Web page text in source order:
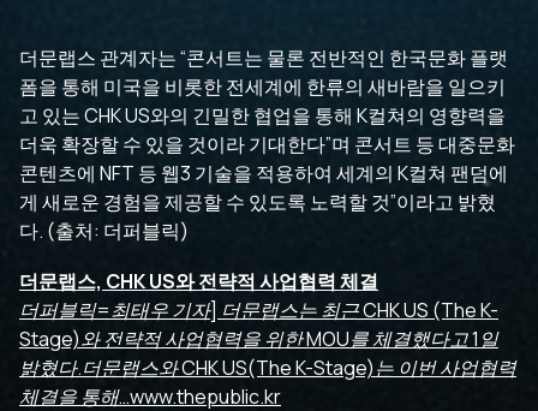
더문랩스 관계자는 “콘서트는 물론 전반적인 한국문화 플랫
폼을 통해 미국을 비롯한 전세계에 한류의 새바람을 일으키
고 있는 CHK US와의 긴밀한 협업을 통해 K컬쳐의 영향력을
더욱 확장할 수 있을 것이라 기대한다”며 콘서트 등 대중문화
콘텐츠에 NFT 등 웹3 기술을 적용하여 세계의 K컬쳐 팬덤에
게 새로운 경험을 제공할 수 있도록 노력할 것”이라고 밝혔
다. (출처: 더퍼블릭)
더문랩스, CHK US와 전략적 사업협력 체결
더퍼블릭=최태우 기자] 더문랩스는 최근 CHK US (The K-
Stage)와 전략적 사업협력을 위한 MOU를 체결했다고 1일
밝혔다.더문랩스와 CHK US(The K-Stage)는 이번 사업협력
체결을 통해…www.thepublic.kr